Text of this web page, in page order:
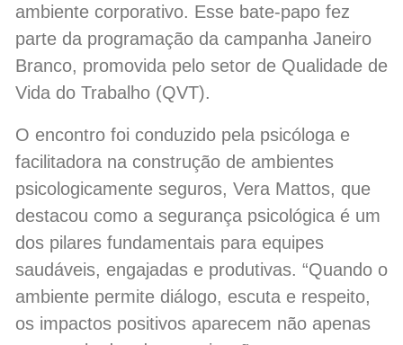
ambiente corporativo. Esse bate-papo fez
parte da programação da campanha Janeiro
Branco, promovida pelo setor de Qualidade de
Vida do Trabalho (QVT).
O encontro foi conduzido pela psicóloga e
facilitadora na construção de ambientes
psicologicamente seguros, Vera Mattos, que
destacou como a segurança psicológica é um
dos pilares fundamentais para equipes
saudáveis, engajadas e produtivas. “Quando o
ambiente permite diálogo, escuta e respeito,
os impactos positivos aparecem não apenas